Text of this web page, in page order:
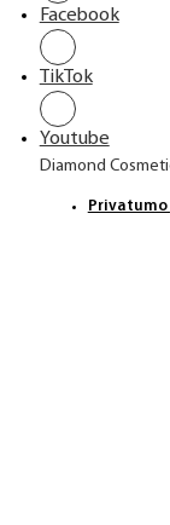
Facebook
TikTok
Youtube
Diamond